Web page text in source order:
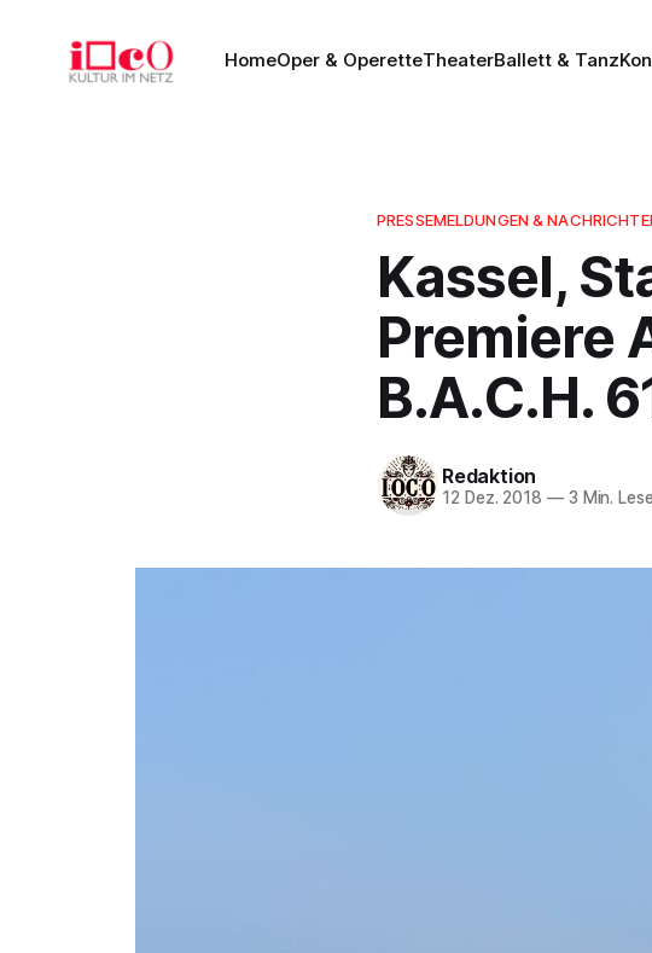
HomeOper & OperetteTheaterBallett & Tanz
PRESSEMELDUNGEN &
Kassel,
Premiere
B.A.C.H.
Redaktion
12 Dez. 2018 —3 Min.